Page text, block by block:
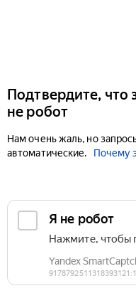
Подтвердите, что
не робот
Нам очень жаль, но
автоматические.
Почему